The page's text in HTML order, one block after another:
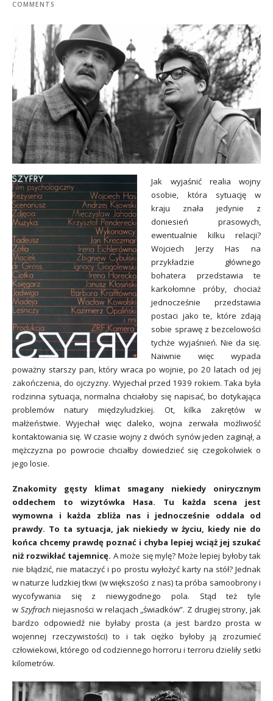
COMMENTS
Jak wyjaśnić realia wojny
osobie, która sytuację w
kraju znała jedynie z
doniesień prasowych,
ewentualnie kilku relacji?
Wojciech Jerzy Has na
przykładzie głównego
bohatera przedstawia te
karkołomne próby, chociaż
jednocześnie przedstawia
postaci jako te, które zdają
sobie sprawę z bezcelowości
tychże wyjaśnień. Nie da się.
Naiwnie więc wypada
poważny starszy pan, który wraca po wojnie, po 20 latach od jej
zakończenia, do ojczyzny. Wyjechał przed 1939 rokiem. Taka była
rodzinna sytuacja, normalna chciałoby się napisać, bo dotykająca
problemów natury międzyludzkiej. Ot, kilka zakrętów w
małżeństwie. Wyjechał więc daleko, wojna zerwała możliwość
kontaktowania się. W czasie wojny z dwóch synów jeden zaginął, a
mężczyzna po powrocie chciałby dowiedzieć się czegokolwiek o
jego losie.
Znakomity gęsty klimat smagany niekiedy onirycznym
oddechem to wizytówka Hasa. Tu każda scena jest
wymowna i każda zbliża nas i jednocześnie oddala od
prawdy. To ta sytuacja, jak niekiedy w życiu, kiedy nie do
końca chcemy prawdę poznać i chyba lepiej wciąż jej szukać
niż rozwikłać tajemnicę. A może się mylę? Może lepiej byłoby tak
nie błądzić, nie mataczyć i po prostu wyłożyć karty na stół? Jednak
w naturze ludzkiej tkwi (w większości z nas) ta próba samoobrony i
wycofywania się z niewygodnego pola. Stąd też tyle
w Szyfrachniejasności w relacjach „świadków”. Z drugiej strony, jak
bardzo odpowiedź nie byłaby prosta (a jest bardzo prosta w
wojennej rzeczywistości) to i tak ciężko byłoby ją zrozumieć
człowiekowi, którego od codziennego horroru i terroru dzieliły setki
kilometrów.